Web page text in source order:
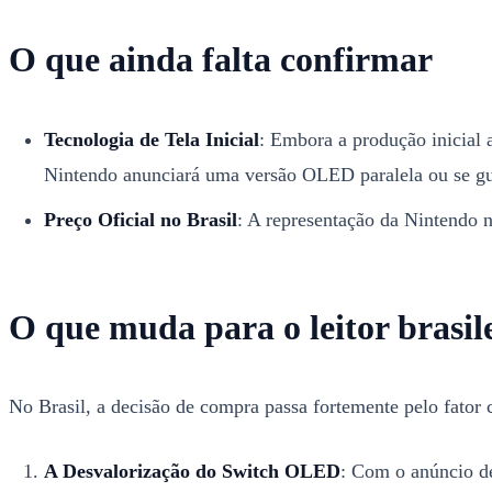
O que ainda falta confirmar
Tecnologia de Tela Inicial: Embora a produção inicial
Nintendo anunciará uma versão OLED paralela ou se
Preço Oficial no Brasil: A representação da Nintendo
O que muda para o leitor
No Brasil, a decisão de compra passa fortemente pelo fator
A Desvalorização do Switch OLED: Com o anúncio